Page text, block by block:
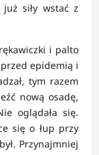
siły wstać z
i palto
epidemią i
tym razem
nową osadę,
oglądała się.
się o łup przy
Przynajmniej